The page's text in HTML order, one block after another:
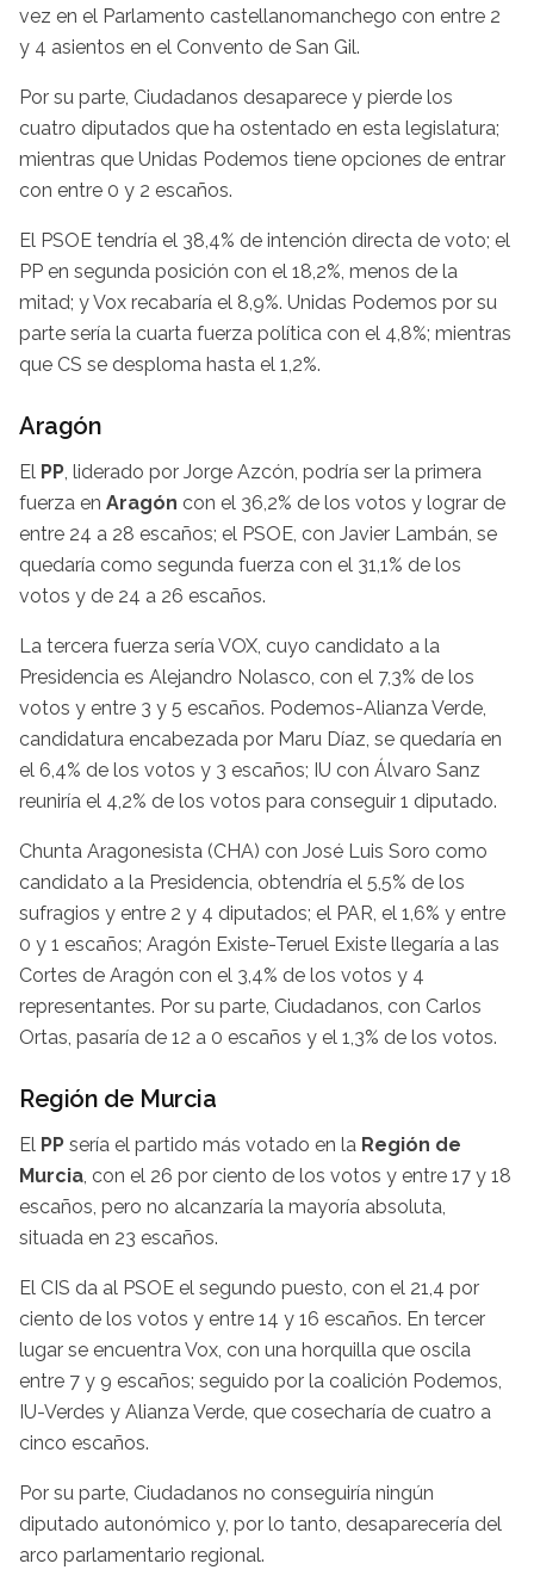
vez en el Parlamento castellanomanchego con entre 2
y 4 asientos en el Convento de San Gil.
Por su parte, Ciudadanos desaparece y pierde los
cuatro diputados que ha ostentado en esta legislatura;
mientras que Unidas Podemos tiene opciones de entrar
con entre 0 y 2 escaños.
El PSOE tendría el 38,4% de intención directa de voto; el
PP en segunda posición con el 18,2%, menos de la
mitad; y Vox recabaría el 8,9%. Unidas Podemos por su
parte sería la cuarta fuerza política con el 4,8%; mientras
que CS se desploma hasta el 1,2%.
Aragón
El PP, liderado por Jorge Azcón, podría ser la primera
fuerza en Aragón con el 36,2% de los votos y lograr de
entre 24 a 28 escaños; el PSOE, con Javier Lambán, se
quedaría como segunda fuerza con el 31,1% de los
votos y de 24 a 26 escaños.
La tercera fuerza sería VOX, cuyo candidato a la
Presidencia es Alejandro Nolasco, con el 7,3% de los
votos y entre 3 y 5 escaños. Podemos-Alianza Verde,
candidatura encabezada por Maru Díaz, se quedaría en
el 6,4% de los votos y 3 escaños; IU con Álvaro Sanz
reuniría el 4,2% de los votos para conseguir 1 diputado.
Chunta Aragonesista (CHA) con José Luis Soro como
candidato a la Presidencia, obtendría el 5,5% de los
sufragios y entre 2 y 4 diputados; el PAR, el 1,6% y entre
0 y 1 escaños; Aragón Existe-Teruel Existe llegaría a las
Cortes de Aragón con el 3,4% de los votos y 4
representantes. Por su parte, Ciudadanos, con Carlos
Ortas, pasaría de 12 a 0 escaños y el 1,3% de los votos.
Región de Murcia
El PP sería el partido más votado en la Región de
Murcia, con el 26 por ciento de los votos y entre 17 y 18
escaños, pero no alcanzaría la mayoría absoluta,
situada en 23 escaños.
El CIS da al PSOE el segundo puesto, con el 21,4 por
ciento de los votos y entre 14 y 16 escaños. En tercer
lugar se encuentra Vox, con una horquilla que oscila
entre 7 y 9 escaños; seguido por la coalición Podemos,
IU-Verdes y Alianza Verde, que cosecharía de cuatro a
cinco escaños.
Por su parte, Ciudadanos no conseguiría ningún
diputado autonómico y, por lo tanto, desaparecería del
arco parlamentario regional.